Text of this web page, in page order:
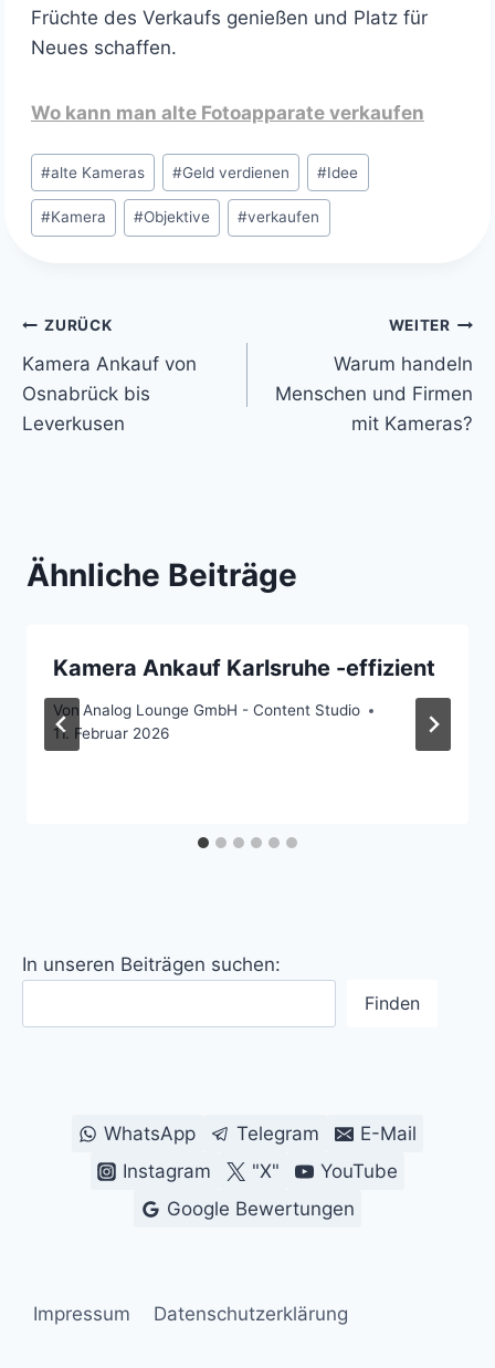
Früchte des Verkaufs genießen und Platz für
Neues schaffen.
Wo kann man alte Fotoapparate verkaufen
Schlagworte:
#alte Kameras #Geld verdienen #Idee
#Kamera #Objektive #verkaufen
Beitragsnavigation
ZURÜCK
Kamera Ankauf von
Osnabrück bis
Leverkusen
WEITER
Warum handeln
Menschen und Firmen
mit Kameras?
Ähnliche Beiträge
Kamera Ankauf Karlsruhe -effizient
Von Analog Lounge GmbH - Content Studio
11. Februar 2026
In unseren Beiträgen suchen:
Finden
WhatsApp Telegram
E-Mail
Instagram
"X"
YouTube
Google Bewertungen
Impressum Datenschutzerklärung